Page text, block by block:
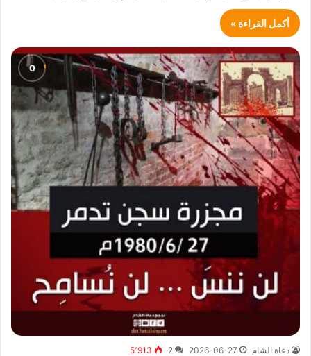
أكمل القراءة »
دعاة الشام 2026-06-27
2 5٬913